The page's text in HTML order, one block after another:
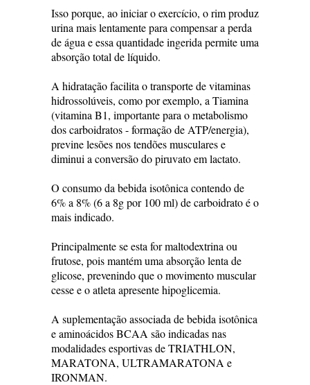
Isso porque, ao iniciar o exercício, o rim produz
urina mais lentamente para compensar a perda
de água e essa quantidade ingerida permite uma
absorção total de líquido.
A hidratação facilita o transporte de vitaminas
hidrossolúveis, como por exemplo, a Tiamina
(vitamina B1, importante para o metabolismo
dos carboidratos - formação de ATP/energia),
previne lesões nos tendões musculares e
diminui a conversão do piruvato em lactato.
O consumo da bebida isotônica contendo de
6% a 8% (6 a 8g por 100 ml) de carboidrato é o
mais indicado.
Principalmente se esta for maltodextrina ou
frutose, pois mantém uma absorção lenta de
glicose, prevenindo que o movimento muscular
cesse e o atleta apresente hipoglicemia.
A suplementação associada de bebida isotônica
e aminoácidos BCAA são indicadas nas
modalidades esportivas de TRIATHLON,
MARATONA, ULTRAMARATONA e
IRONMAN.